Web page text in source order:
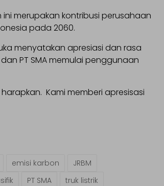
merupakan kontribusi perusahaan
pada 2060.
menyatakan apresiasi dan rasa
PT SMA memulai penggunaan
Kami memberi apresisasi
emisi karbon
JRBM
PT SMA truk listrik